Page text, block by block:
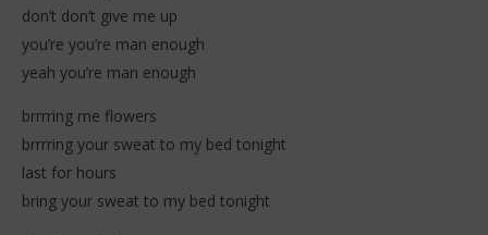
don’t don’t give me up
you’re you’re man enough
yeah you’re man enough
brrrring me flowers
brrrring your sweat to my bed tonight
last for hours
bring your sweat to my bed tonight